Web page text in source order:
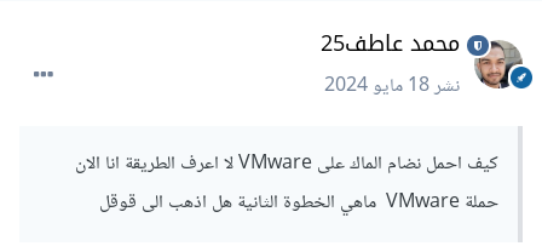
محمد عاطف25
نشر18 مايو 2024
كيف احمل نضام الماك على VMware لا اعرف الطريقة انا الان
حملة VMware ماهي الخطوة الثانية هل اذهب الى قوقل